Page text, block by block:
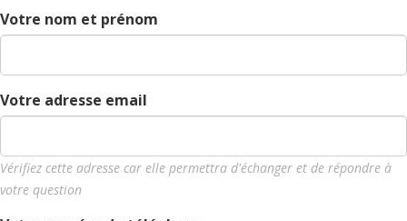
Votre nom et prénom
Votre adresse email
Vérifiez cette adresse car elle permettra d'échanger et de répondre à
votre question